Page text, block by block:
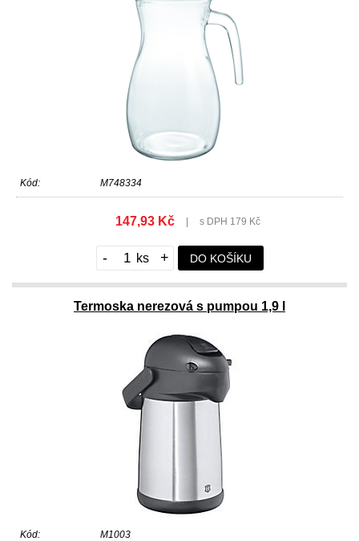
Kód: M748334
147,93 Kč s DPH 179 Kč
- + DO KOŠÍKU
Termoska nerezová s pumpou 1,9 l
Kód: M1003